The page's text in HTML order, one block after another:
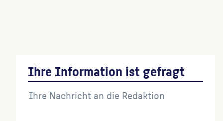
Ihre Information ist gefragt